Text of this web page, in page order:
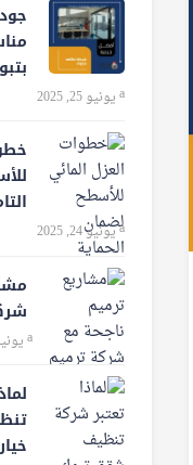
يونيو 25, 2025
يونيو 24, 2025
يونيو